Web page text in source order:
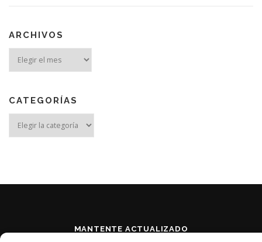
ARCHIVOS
CATEGORÍAS
MANTENTE ACTUALIZADO